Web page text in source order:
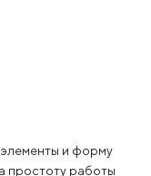
и форму
простоту работы